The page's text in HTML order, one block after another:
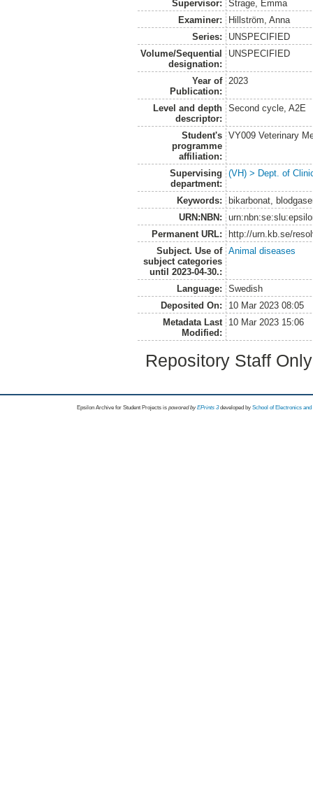
Supervisor:
Strage, Emma
Examiner:
Hillström, Anna
Series:
UNSPECIFIED
Volume/Sequential
designation:
UNSPECIFIED
Year of
Publication:
2023
Level and depth
descriptor:
Second cycle, A2E
Student's
programme
affiliation:
VY009 Veterinary
Supervising
department:
(VH) > Dept. of
Keywords:
bikarbonat,
URN:NBN:
Permanent URL:
http://urn.kb.se/
Subject. Use of
subject categories
until 2023-04-30.:
Animal diseases
Language:
Swedish
Deposited On:
10 Mar 2023 08:05
Metadata Last
Modified:
10 Mar 2023 15:06
Repository Staff
Epsilon Archive for Student Projects is powored byEPrints 3 developed by School of Electronics